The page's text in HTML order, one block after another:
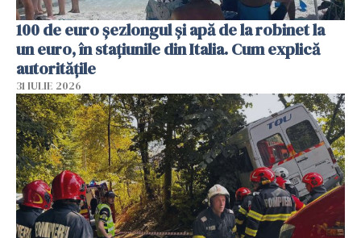
100 de euro șezlongul și apă de la robinet la
un euro, în stațiunile din Italia. Cum explică
autoritățile
31 IULIE 2026